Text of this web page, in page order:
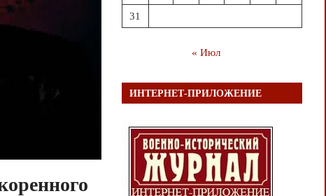
31
« Июл
ИНТЕРНЕТ-ПРИЛОЖЕНИЕ